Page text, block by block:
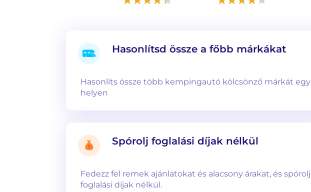
Hasonlítsd össze a főbb márkákat
Hasonlíts össze több kempingautó kölcsönző márkát egy
helyen
Spórolj foglalási díjak nélkül
Fedezz fel remek ajánlatokat és alacsony árakat, és spórolj
foglalási díjak nélkül.